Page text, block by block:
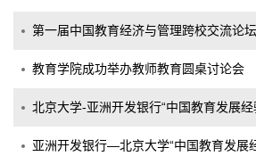
第一届中国教育经济与管理跨校交流论
教育学院成功举办教师教育圆桌讨论会
北京大学-亚洲开发银行“中国教育发展
亚洲开发银行—北京大学“中国教育发展